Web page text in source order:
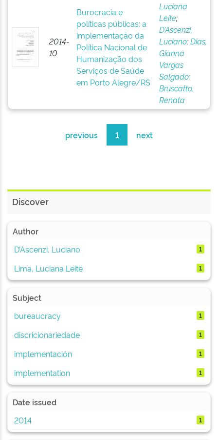
2014-
10
Burocracia e
políticas públicas: a
implementação da
Política Nacional de
Humanização dos
Serviços de Saúde
em Porto Alegre/RS
Luciana
Leite;
D’Ascenzi,
Luciano;Dias,
Gianna
Vargas
Salgado;
Bruscatto,
Renata
previous 1 next
Discover
Author
D’Ascenzi, Luciano
1
Lima, Luciana Leite 1
Subject
bureaucracy
1
discricionariedade 1
implementación 1
implementation 1
Date issued
2014
1